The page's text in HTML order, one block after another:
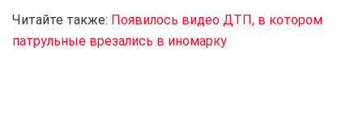
Читайте также: Появилось видео ДТП, в котором
патрульные врезались в иномарку